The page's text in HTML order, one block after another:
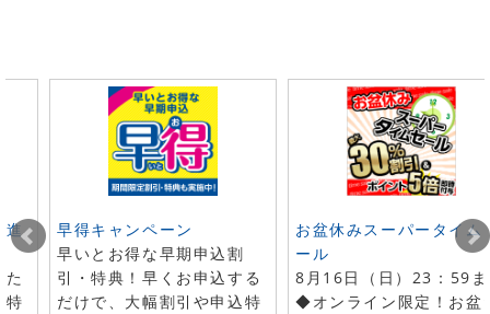
進
特
早得キャンペーン
早いとお得な早期申込割
引・特典！早くお申込する
だけで、大幅割引や申込特
お盆休みスーパータイム
ール
8月16日（日）23：59
◆オンライン限定！お盆